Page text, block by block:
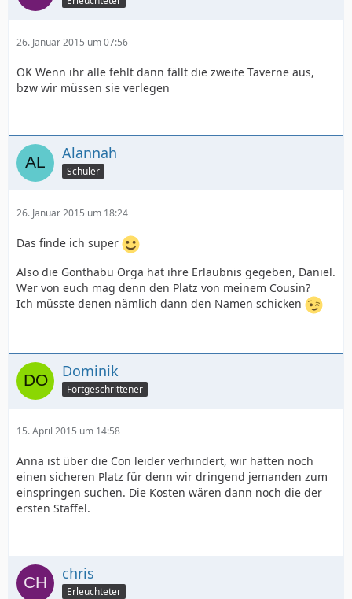
26. Januar 2015 um 07:56
OK Wenn ihr alle fehlt dann fällt die zweite Taverne aus,
bzw wir müssen sie verlegen
Alannah
Schüler
26. Januar 2015 um 18:24
Das finde ich super
Also die Gonthabu Orga hat ihre Erlaubnis gegeben, Daniel.
Wer von euch mag denn den Platz von meinem Cousin?
Ich müsste denen nämlich dann den Namen schicken
Dominik
Fortgeschrittener
15. April 2015 um 14:58
Anna ist über die Con leider verhindert, wir hätten noch
einen sicheren Platz für denn wir dringend jemanden zum
einspringen suchen. Die Kosten wären dann noch die der
ersten Staffel.
chris
Erleuchteter